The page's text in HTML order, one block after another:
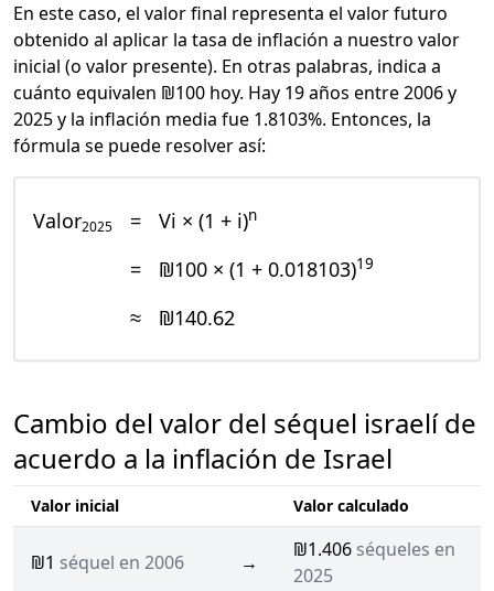
En este caso, el valor final representa el valor futuro
obtenido al aplicar la tasa de inflación a nuestro valor
inicial (o valor presente). En otras palabras, indica a
cuánto equivalen ₪100 hoy. Hay 19 años entre 2006 y
2025 y la inflación media fue 1.8103%. Entonces, la
fórmula se puede resolver así:
Valor2025 = Vi × (1 + i)n
= ₪100 × (1 + 0.018103)19
≈ ₪140.62
Cambio del valor del séquel israelí de
acuerdo a la inflación de Israel
Valor inicial Valor calculado
₪1 séquel en 2006 →
₪1.406 séqueles en
2025